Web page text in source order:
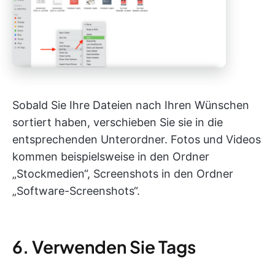
Sobald Sie Ihre Dateien nach Ihren Wünschen
sortiert haben, verschieben Sie sie in die
entsprechenden Unterordner. Fotos und Videos
kommen beispielsweise in den Ordner
„Stockmedien“, Screenshots in den Ordner
„Software-Screenshots“.
6. Verwenden Sie Tags